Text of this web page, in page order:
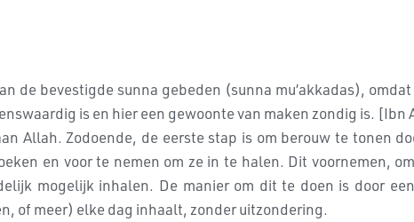
de bevestigde sunna gebeden (sunna mu’akkadas),
is en hier een gewoonte van maken zondig is. [Ibn
Allah. Zodoende, de eerste stap is om berouw te tonen
en voor te nemen om ze in te halen. Dit voornemen,
mogelijk inhalen. De manier om dit te doen is door
of meer) elke dag inhaalt, zonder uitzondering.